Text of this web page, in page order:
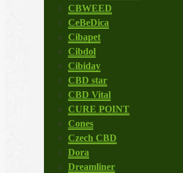
CBWEED
CeBeDica
Cibapet
Cibdol
Cibiday
CBD star
CBD Vital
CURE POINT
Cones
Czech CBD
Dora
Dreamliner